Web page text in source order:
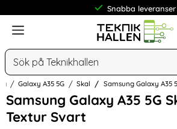
Snabba leveranser
Meny
Sök
Galaxy A35 5G Skal Samsung Galaxy A35
Samsung Galaxy A35 5G
Textur Svart
Hoppa
över
Bilder